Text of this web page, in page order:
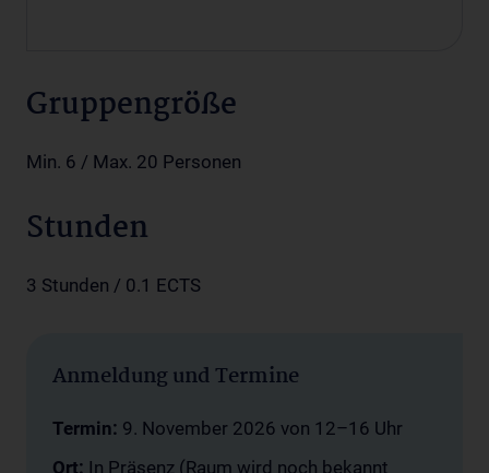
Gruppengröße
Min. 6 / Max. 20 Personen
Stunden
3 Stunden / 0.1 ECTS
Anmeldung und Termine
Termin: 9. November 2026 von 12–16 Uhr
Ort: In Präsenz (Raum wird noch bekannt